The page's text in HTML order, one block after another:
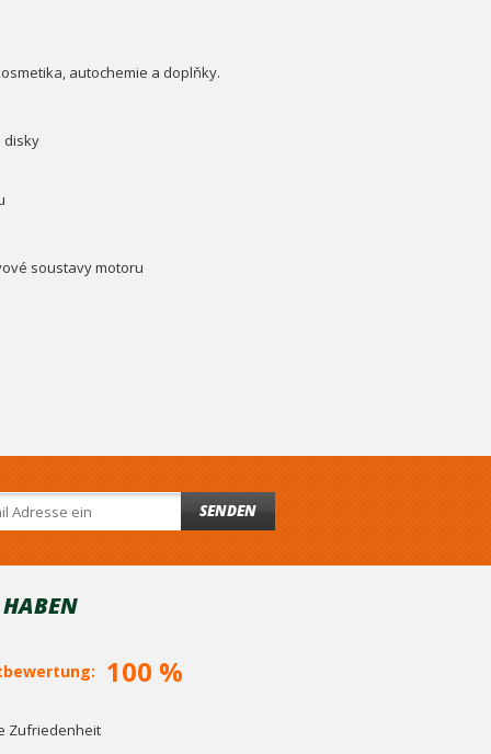
autochemie a doplňky.
disky
soustavy motoru
SENDEN
100 %
Zufriedenheit